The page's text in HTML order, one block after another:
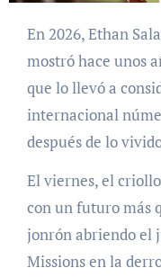
En 2026, Ethan Salas está recuperando el nivel que
mostró hace unos
que lo llevó a
internacional
después de lo
El viernes, el
con un futuro más
jonrón abriendo el
Missions en la